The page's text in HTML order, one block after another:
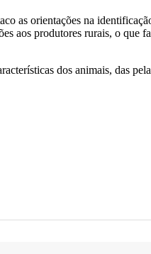
as orientações na
aos produtores rurais, o que
dos animais, das